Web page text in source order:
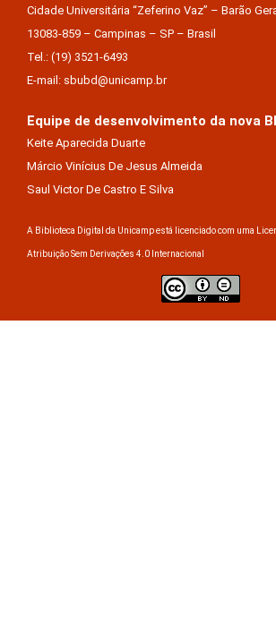
Cidade Universitária “Zeferino Vaz” – Barão
13083-859 – Campinas – SP – Brasil
Tel.: (19) 3521-6493
E-mail: sbubd@unicamp.br
Equipe de desenvolvimento da nova
Keite Aparecida Duarte
Márcio Vinícius De Jesus Almeida
Saul Victor De Castro E Silva
A Biblioteca Digital da Unicamp está licenciado com uma
Atribuição Sem Derivações 4.0 Internacional